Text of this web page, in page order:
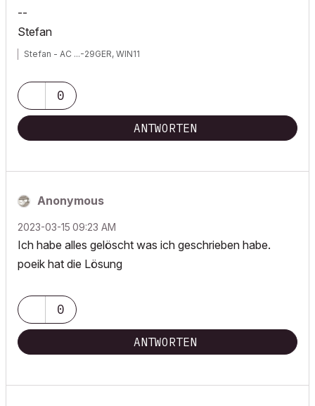
--
Stefan
Stefan - AC ...-29GER, WIN11
0
ANTWORTEN
Anonymous
‎2023-03-15 09:23 AM
Ich habe alles gelöscht was ich geschrieben habe.
poeik hat die Lösung
0
ANTWORTEN